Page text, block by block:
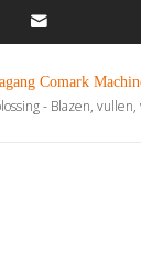
Comark
- Blazen,